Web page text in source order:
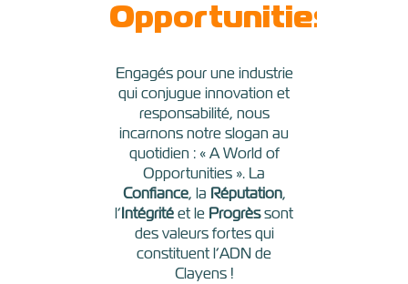
Opportunities"
Engagés pour une industrie
qui conjugue innovation et
responsabilité, nous
incarnons notre slogan au
quotidien : « A World of
Opportunities ». La
Confiance, la Réputation,
l’Intégritéet le Progrèssont
des valeurs fortes qui
constituent l’ADN de
Clayens !